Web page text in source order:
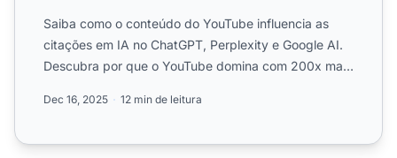
Saiba como o conteúdo do YouTube influencia as
citações em IA no ChatGPT, Perplexity e Google AI.
Descubra por que o YouTube domina com 200x mais
Dec 16, 2025 12 min de leitura